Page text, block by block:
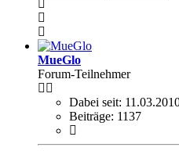
MueGlo
Forum-Teilnehmer
Dabei seit:
Beiträge: 1137